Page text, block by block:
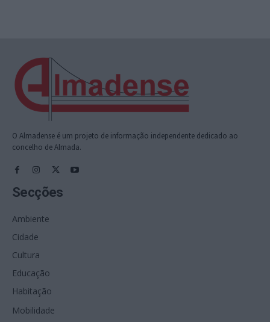
O Almadense é um projeto de informação independente dedicado ao
concelho de Almada.
Secções
Ambiente
Cidade
Cultura
Educação
Habitação
Mobilidade